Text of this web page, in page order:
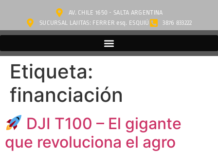
AV. CHILE 1650 - SALTA ARGENTINA
SUCURSAL LAJITAS: FERRER esq. ESQUIÚ
3876 833222
Etiqueta:
financiación
DJI T100 – El gigante
que revoluciona el agro